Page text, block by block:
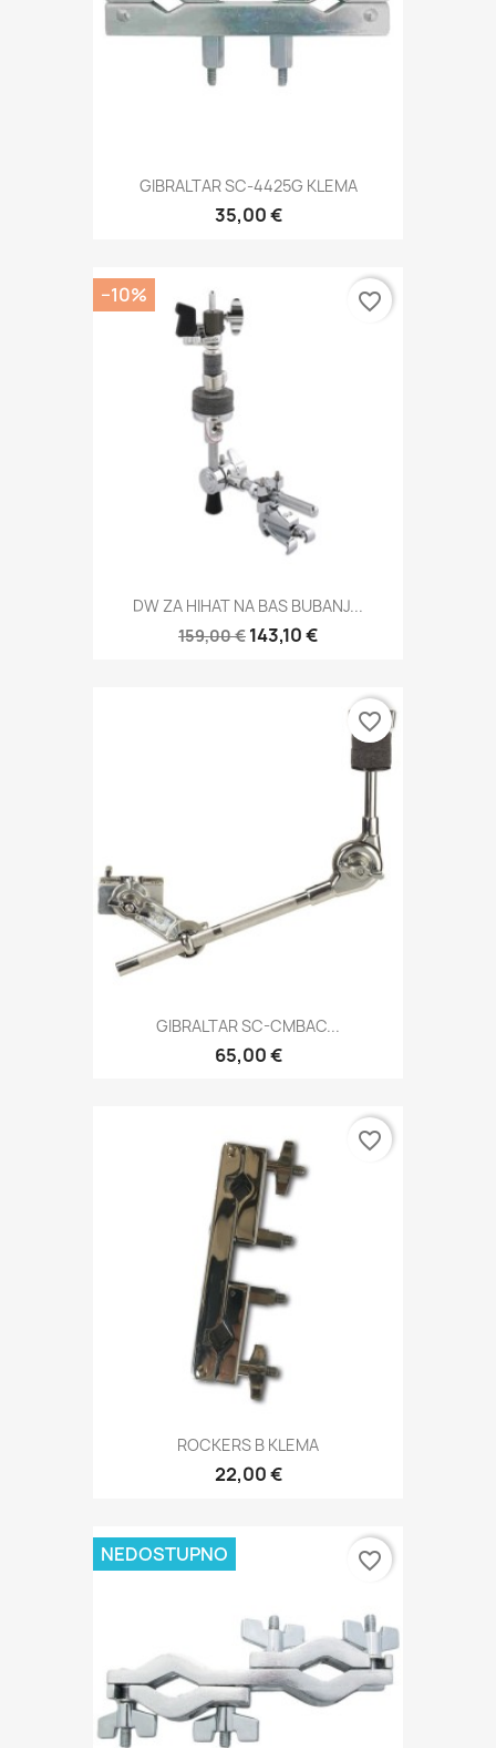
GIBRALTAR SC-4425G KLEMA
35,00 €
DW ZA HIHAT NA BAS BUBANJ...
159,00 € 143,10 €
−10% favorite_border
GIBRALTAR SC-CMBAC...
65,00 €
favorite_border
ROCKERS B KLEMA
22,00 €
favorite_border
NEDOSTUPNO favorite_border